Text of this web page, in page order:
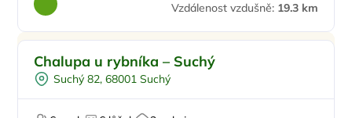
Vzdálenost vzdušně: 19.3 km
Pro čtyři
Pro cyklisty
Chalupa u rybníka – Suchý
Suchý 82, 68001 Suchý